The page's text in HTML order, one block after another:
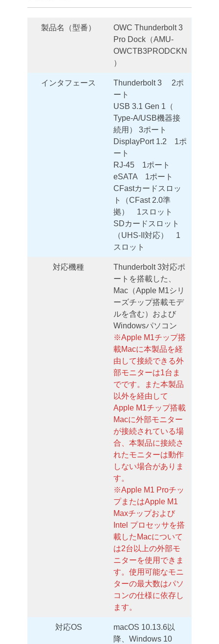
製品名（型番）
OWC Thunderbolt 3
Pro Dock（AMU-
OWCTB3PRODCKN
）
インタフェース
Thunderbolt 3 2ポ
ート
USB 3.1 Gen 1（
Type-A/USB機器接
続用） 3ポート
DisplayPort 1.2 1ポ
ート
RJ-45 1ポート
eSATA 1ポート
CFastカードスロッ
ト（CFast 2.0準
拠） 1スロット
SDカードスロット
（UHS-II対応） 1
スロット
対応機種
Thunderbolt 3対応ポ
ートを搭載した、
Mac（Apple M1シリ
ーズチップ搭載モデ
ルを含む）および
Windowsパソコン
※Apple M1チップ搭
載Macに本製品を経
由して接続できる外
部モニターは1台ま
でです。また本製品
以外を経由して
Apple M1チップ搭載
Macに外部モニター
が接続されている場
合、本製品に接続さ
れたモニターは動作
しない場合がありま
す。
※Apple M1 Proチッ
プまたはApple M1
Maxチップおよび
Intel プロセッサを搭
載したMacについて
は2台以上の外部モ
ニターを使用できま
す。使用可能なモニ
ターの最大数はパソ
コンの仕様に依存し
ます。
対応OS
macOS 10.13.6以
降、Windows 10